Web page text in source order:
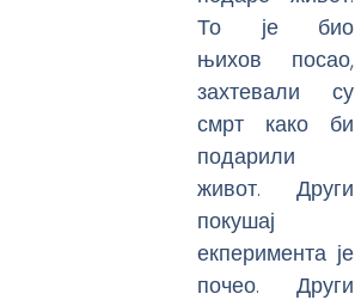
То је био
њихов посао,
захтевали су
смрт како би
подарили
живот. Други
покушај
екперимента је
почео. Други